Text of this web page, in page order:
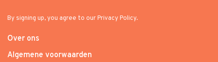
By signing up, you agree to our Privacy Policy.
Over ons
Algemene voorwaarden